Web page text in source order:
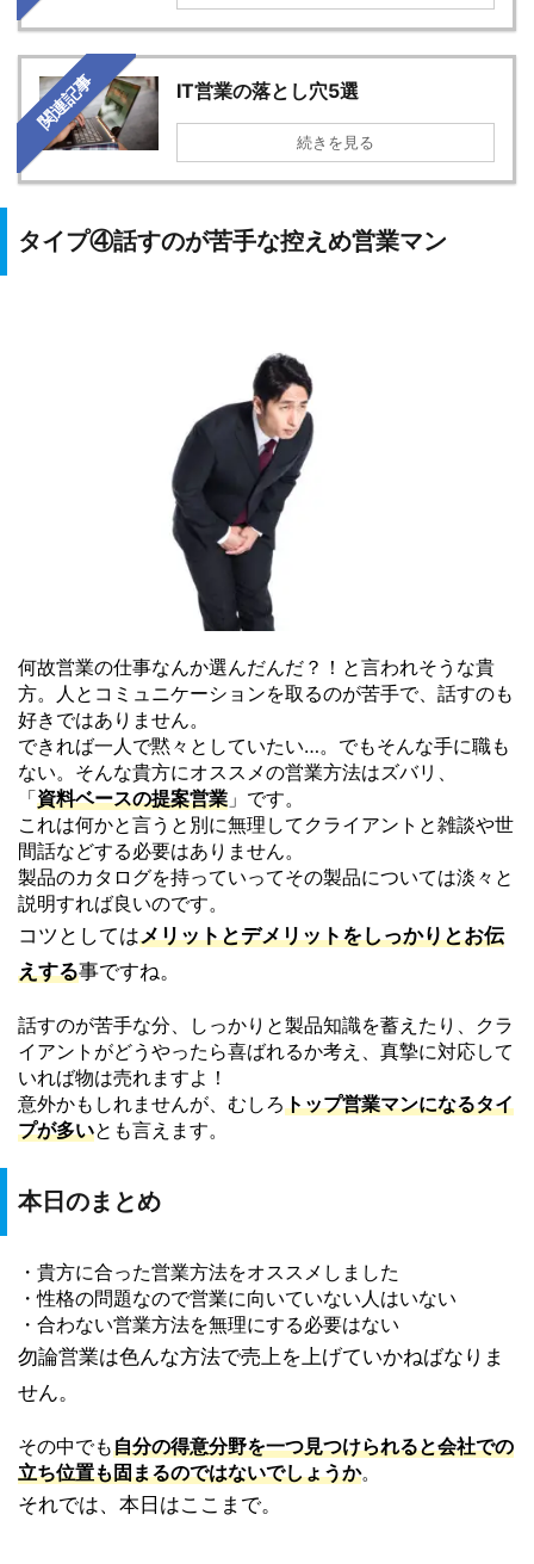
関連記事 IT営業の落とし穴5選
続きを見る
タイプ④話すのが苦手な控えめ営業マン
何故営業の仕事なんか選んだんだ？！と言われそうな貴
方。
人とコミュニケーションを取るのが苦手で、 話すのも
好きではありません。
できれば一人で黙々としていたい…。でもそんな手に職も
ない。 そんな貴方にオススメの営業方法はズバリ、
「資料ベースの提案営業 」です。
これは何かと言うと別に無理してクライアントと雑談や世
間話などする必要はありません。
製品のカタログを持っていってその製品については淡々と
説明すれば良いのです。
コツとしてはメリットとデメリットをしっかりとお伝
えする事ですね。
話すのが苦手な分、しっかりと製品知識を蓄えたり、 クラ
イアントがどうやったら喜ばれるか考え、 真摯に対応して
いれば物は売れますよ！
意外かもしれませんが、 むしろトップ営業マンになるタイ
プが多いとも言えます。
本日のまとめ
・貴方に合った営業方法をオススメしました
・性格の問題なので営業に向いていない人はいない
・合わない営業方法を無理にする必要はない
勿論営業は色んな方法で売上を上げていかねばなりま
せん。
その中でも自分の得意分野を一つ見つけられると会社での
立ち位置も固まるのではないでしょうか。
それでは、本日はここまで。